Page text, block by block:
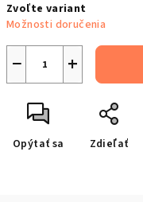
cena:
Zvoľte variant
Možnosti doručenia
+
−
Opýtať sa Zdieľať